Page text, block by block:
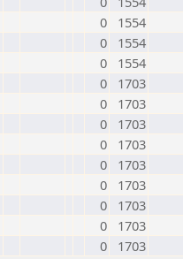
0
1554
0
1554
0
1554
0
1703
0
1703
0
1703
0
1703
0
1703
0
1703
0
1703
0
1703
0 1703